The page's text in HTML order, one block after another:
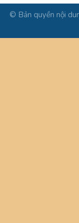
© Bản quyền nội